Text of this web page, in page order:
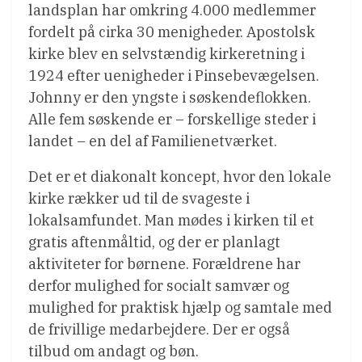
landsplan har omkring 4.000 medlemmer
fordelt på cirka 30 menigheder. Apostolsk
kirke blev en selvstændig kirkeretning i
1924 efter uenigheder i Pinsebevægelsen.
Johnny er den yngste i søskendeflokken.
Alle fem søskende er – forskellige steder i
landet – en del af Familienetværket.
Det er et diakonalt koncept, hvor den lokale
kirke rækker ud til de svageste i
lokalsamfundet. Man mødes i kirken til et
gratis aftenmåltid, og der er planlagt
aktiviteter for børnene. Forældrene har
derfor mulighed for socialt samvær og
mulighed for praktisk hjælp og samtale med
de frivillige medarbejdere. Der er også
tilbud om andagt og bøn.